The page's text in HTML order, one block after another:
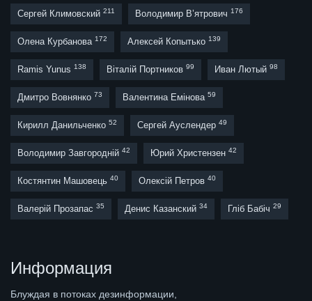
Сергей Климовский 211 Володимир В’ятрович 176
Олена Курбанова 172 Алексей Копытько 139
Ramis Yunus 138 Віталій Портников 99 Иван Лютый 98
Дмитро Вовнянко 73 Валентина Емінова 59
Кирилл Данильченко 52 Сергей Ауслендер 49
Володимир Завгородній 42 Юрий Христензен 42
Костянтин Машовець 40 Олексій Петров 40
Валерій Прозапас 35 Денис Казанский 34 Гліб Бабіч 29
Информация
Блуждая в потоках дезинформации,